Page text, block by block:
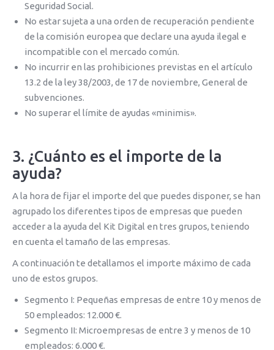
Seguridad Social.
No estar sujeta a una orden de recuperación pendiente
de la comisión europea que declare una ayuda ilegal e
incompatible con el mercado común.
No incurrir en las prohibiciones previstas en el artículo
13.2 de la ley 38/2003, de 17 de noviembre, General de
subvenciones.
No superar el límite de ayudas «minimis».
3. ¿Cuánto es el importe de la
ayuda?
A la hora de fijar el importe del que puedes disponer, se han
agrupado los diferentes tipos de empresas que pueden
acceder a la ayuda del Kit Digital en tres grupos, teniendo
en cuenta el tamaño de las empresas.
A continuación te detallamos el importe máximo de cada
uno de estos grupos.
Segmento I: Pequeñas empresas de entre 10 y menos de
50 empleados: 12.000 €.
Segmento II: Microempresas de entre 3 y menos de 10
empleados: 6.000 €.